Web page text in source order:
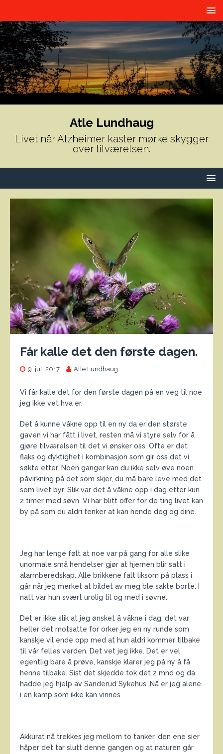
Atle Lundhaug
Livet når Alzheimer kaster mørke skygger
over tilværelsen.
Får kalle det den første dagen.
9. juli 2017 Atle Lundhaug
Vi får kalle det for den første dagen på en veg til noe
jeg ikke vet hva er.
Det å kunne våkne opp til en ny da er den største
gaven vi har fått i livet, resten må vi styre selv for å
gjøre tilværelsen til det vi ønsker oss. Ofte er det
flaks og dyktighet i kombinasjon som gir oss det vi
søkte etter. Noen ganger kan du ikke selv øve noen
påvirkning på det som skjer, du må bare leve med det
som livet byr. Slik var det å våkne opp i dag etter kun
2 timer med søvn. Vi har blitt offer for de ting livet kan
by på som du aldri tenker at kan hende deg og dine.
Jeg har lenge følt at noe var på gang for alle slike
unormale små hendelser gjør at hjernen blir satt i
alarmberedskap. Alle brikkene falt liksom på plass i
går når jeg merket at bildet av meg ble sakte borte. I
natt var hun svært urolig til og med i søvne.
Det er ikke slik at jeg ønsket å våkne i dag, det var
heller det motsatte for orker jeg en ny runde som
kanskje vil ende opp med at hun aldri kommer tilbake
til vår felles verden. Det vet jeg ikke. Det er vel
egentlig bare å prøve, kanskje klarer jeg på ny å få
henne tilbake. Sist det skjedde tok det 2 mnd og da
hadde jeg hjelp av Sanderud Sykehus. Nå er jeg alene
i en kamp som ikke kan vinnes.
Akkurat nå trekkes jeg mellom to tanker, den ene sier
håper det tar slutt denne gangen og at naturen går